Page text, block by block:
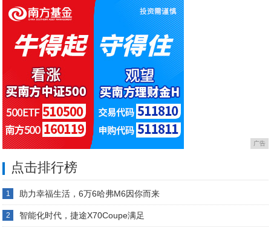
广告
点击排行榜
1 助力幸福生活，6万6哈弗M6因你而来
2 智能化时代，捷途X70Coupe满足